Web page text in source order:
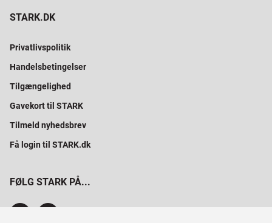
STARK.DK
Privatlivspolitik
Handelsbetingelser
Tilgængelighed
Gavekort til STARK
Tilmeld nyhedsbrev
Få login til STARK.dk
FØLG STARK PÅ...